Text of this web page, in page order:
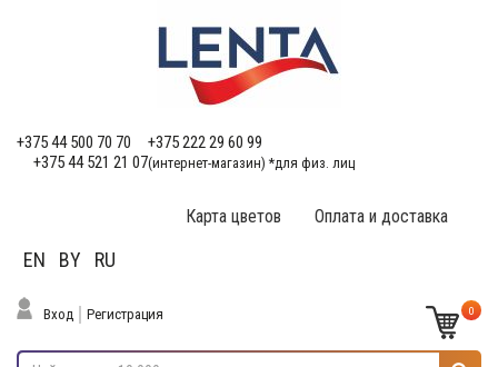
+375 44 500 70 70
+375 222 29 60 99
+375 44 521 21 07(интернет-магазин) *для физ. лиц
Оплата и доставка
Карта цветов
EN BY RU
Вход Регистрация 0